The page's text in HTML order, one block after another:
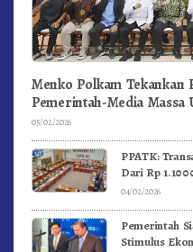
Menko Polkam Tekankan
Pemerintah-Media Massa
05/02/2026
PPATK:
Dari Rp
04/02/2026
Pemerintah
Stimulus